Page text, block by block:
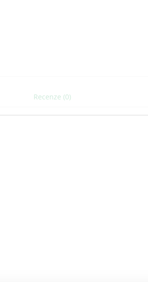
Recenze (0)